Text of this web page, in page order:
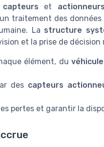
capteurs et actionneurs
traitement des données
La structure
et la prise de décision
élément, du
des capteurs
pertes et garantir la